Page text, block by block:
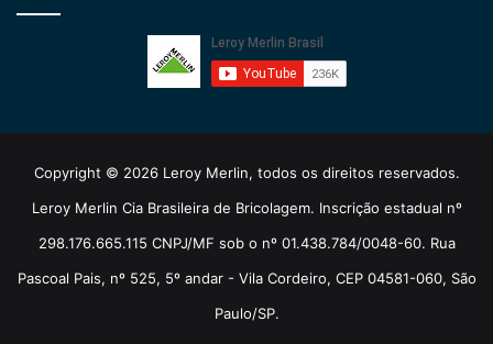
Copyright © 2026 Leroy Merlin, todos os direitos reservados.
Leroy Merlin Cia Brasileira de Bricolagem. Inscrição estadual nº
298.176.665.115 CNPJ/MF sob o nº 01.438.784/0048-60. Rua
Pascoal Pais, nº 525, 5º andar - Vila Cordeiro, CEP 04581-060, São
Paulo/SP.